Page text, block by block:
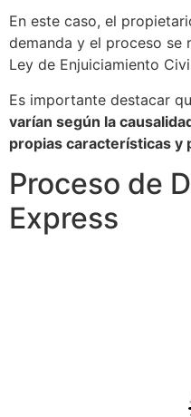
En este caso, el
demanda y el proceso se
Ley de Enjuiciamiento
Es importante destacar
varían según la
propias características y
Proceso de
Express